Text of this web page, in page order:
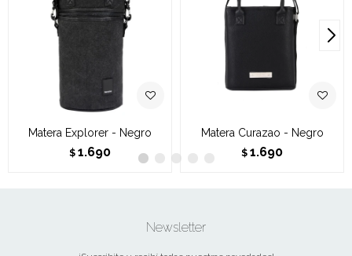
Matera Explorer - Negro
$ 1.690
Matera Curazao - Negro
$ 1.690
Newsletter